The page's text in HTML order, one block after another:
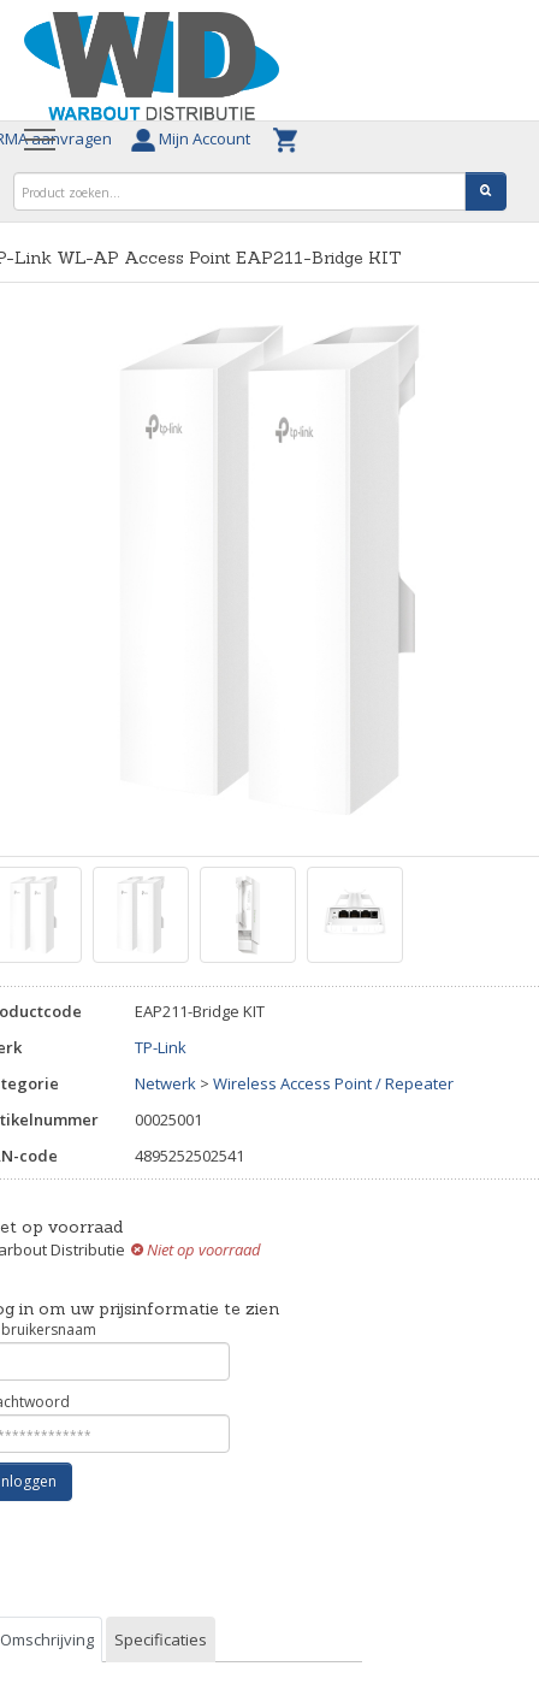
aanvragen Mijn Account
Link WL-AP Access Point EAP211-Bridge KIT
EAP211-Bridge KIT
TP-Link
Netwerk > Wireless Access Point / Repeater
00025001
code
4895252502541
op voorraad
Distributie
Niet op voorraad
in om uw prijsinformatie te zien
Omschrijving Specificaties